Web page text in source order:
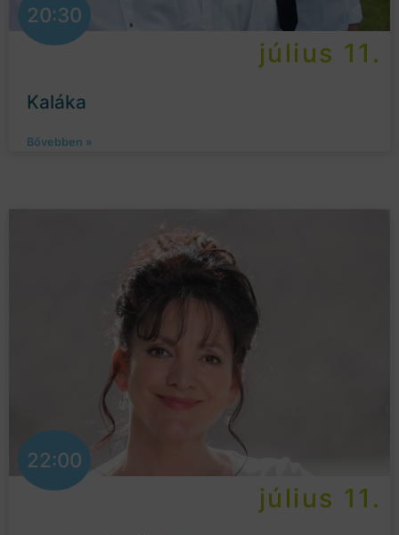
20:30
július 11.
Kaláka
Bővebben »
22:00
július 11.